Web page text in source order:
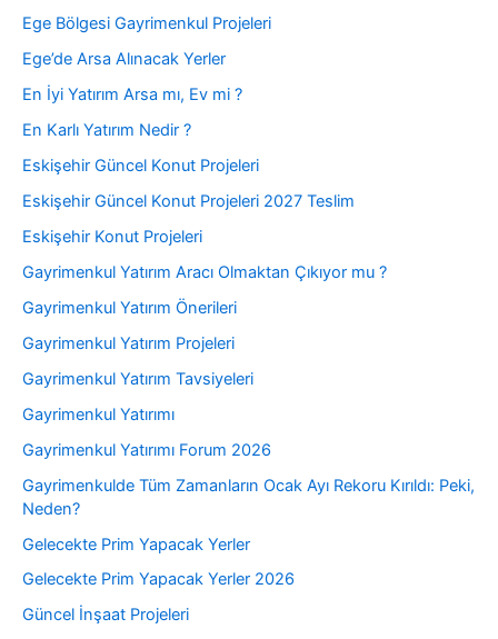
Ege Bölgesi Gayrimenkul Projeleri
Ege’de Arsa Alınacak Yerler
En İyi Yatırım Arsa mı, Ev mi ?
En Karlı Yatırım Nedir ?
Eskişehir Güncel Konut Projeleri
Eskişehir Güncel Konut Projeleri 2027 Teslim
Eskişehir Konut Projeleri
Gayrimenkul Yatırım Aracı Olmaktan Çıkıyor mu ?
Gayrimenkul Yatırım Önerileri
Gayrimenkul Yatırım Projeleri
Gayrimenkul Yatırım Tavsiyeleri
Gayrimenkul Yatırımı
Gayrimenkul Yatırımı Forum 2026
Gayrimenkulde Tüm Zamanların Ocak Ayı Rekoru Kırıldı: Peki,
Neden?
Gelecekte Prim Yapacak Yerler
Gelecekte Prim Yapacak Yerler 2026
Güncel İnşaat Projeleri